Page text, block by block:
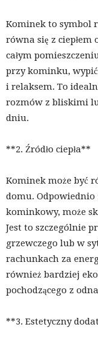
Kominek to symbol
równa się z ciepłem
całym
przy kominku, wypić
i relaksem. To
rozmów z bliskimi
dniu.
**2. Źródło ciepła**
Kominek może być
domu. Odpowiednio
kominkowy, może
Jest to szczególnie
grzewczego lub w
rachunkach za
również bardziej
pochodzącego z
**3. Estetyczny